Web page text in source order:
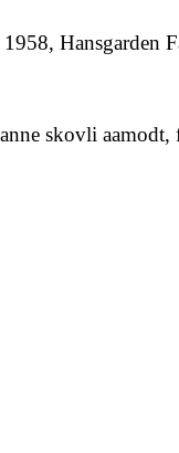
Hansgarden
skovli